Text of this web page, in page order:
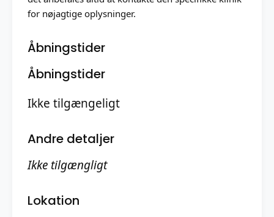
for nøjagtige oplysninger.
Åbningstider
Åbningstider
Ikke tilgængeligt
Andre detaljer
Ikke tilgængligt
Lokation